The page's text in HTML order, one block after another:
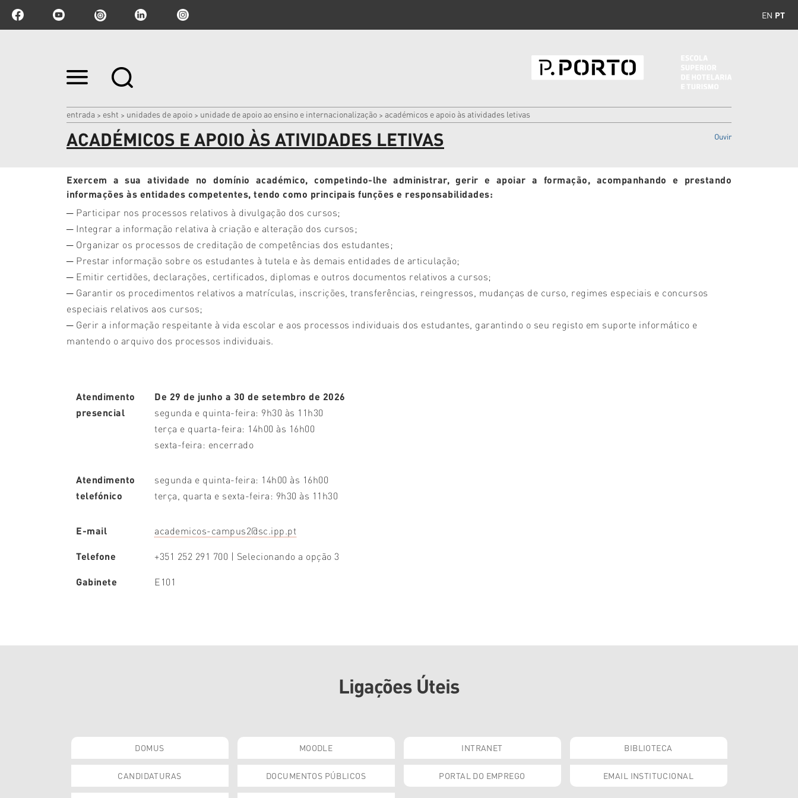
EN PT
Ir
para
|
Ir
para
a
entrada > esht > unidades de apoio > unidade de apoio ao ensino e internacionalização > académicos e apoio às atividades letivas
ACADÉMICOS E APOIO ÀS ATIVIDADES LETIVAS Ouvir
Exercem a sua atividade no domínio académico, competindo-lhe administrar, gerir e apoiar a formação, acompanhando e prestando
informações às entidades competentes, tendo como principais funções e responsabilidades:
─ Participar nos processos relativos à divulgação dos cursos;
─ Integrar a informação relativa à criação e alteração dos cursos;
─ Organizar os processos de creditação de competências dos estudantes;
─ Prestar informação sobre os estudantes à tutela e às demais entidades de articulação;
─ Emitir certidões, declarações, certificados, diplomas e outros documentos relativos a cursos;
─ Garantir os procedimentos relativos a matrículas, inscrições, transferências, reingressos, mudanças de curso, regimes especiais e concursos
especiais relativos aos cursos;
─ Gerir a informação respeitante à vida escolar e aos processos individuais dos estudantes, garantindo o seu registo em suporte informático e
mantendo o arquivo dos processos individuais.
Atendimento
presencial
De 29 de junho a 30 de setembro de 2026
segunda e quinta-feira: 9h30 às 11h30
terça e quarta-feira: 14h00 às 16h00
sexta-feira: encerrado
Atendimento
telefónico
segunda e quinta-feira: 14h00 às 16h00
terça, quarta e sexta-feira: 9h30 às 11h30
E-mail academicos-campus2@sc.ipp.pt
Telefone +351 252 291 700 | Selecionando a opção 3
Gabinete E101
Ligações Úteis
DOMUS MOODLE INTRANET BIBLIOTECA
CANDIDATURAS DOCUMENTOS PÚBLICOS PORTAL DO EMPREGO EMAIL INSTITUCIONAL